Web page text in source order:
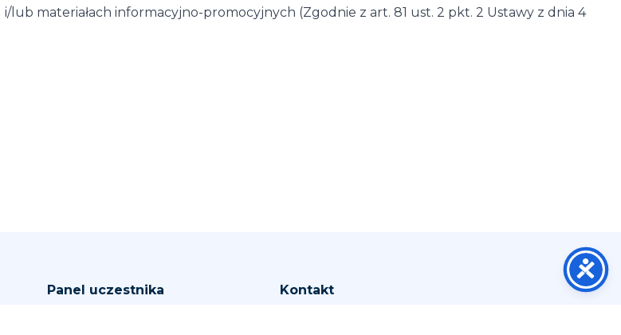
materiałach informacyjno-promocyjnych (Zgodnie z art. 81 ust. 2 pkt. 2 Ustawy z dnia 4
Panel uczestnika
Kontakt